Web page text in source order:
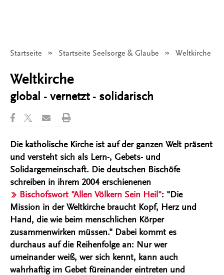
Startseite Startseite Seelsorge & Glaube Angezeigt:
Weltkirche
Weltkirche
global - vernetzt - solidarisch
Die katholische Kirche ist auf der ganzen Welt präsent
und versteht sich als Lern-, Gebets- und
Solidargemeinschaft. Die deutschen Bischöfe
schreiben in ihrem 2004 erschienenen
Bischofswort "Allen Völkern Sein Heil": "Die
Mission in der Weltkirche braucht Kopf, Herz und
Hand, die wie beim menschlichen Körper
zusammenwirken müssen." Dabei kommt es
durchaus auf die Reihenfolge an: Nur wer
umeinander weiß, wer sich kennt, kann auch
wahrhaftig im Gebet füreinander eintreten und